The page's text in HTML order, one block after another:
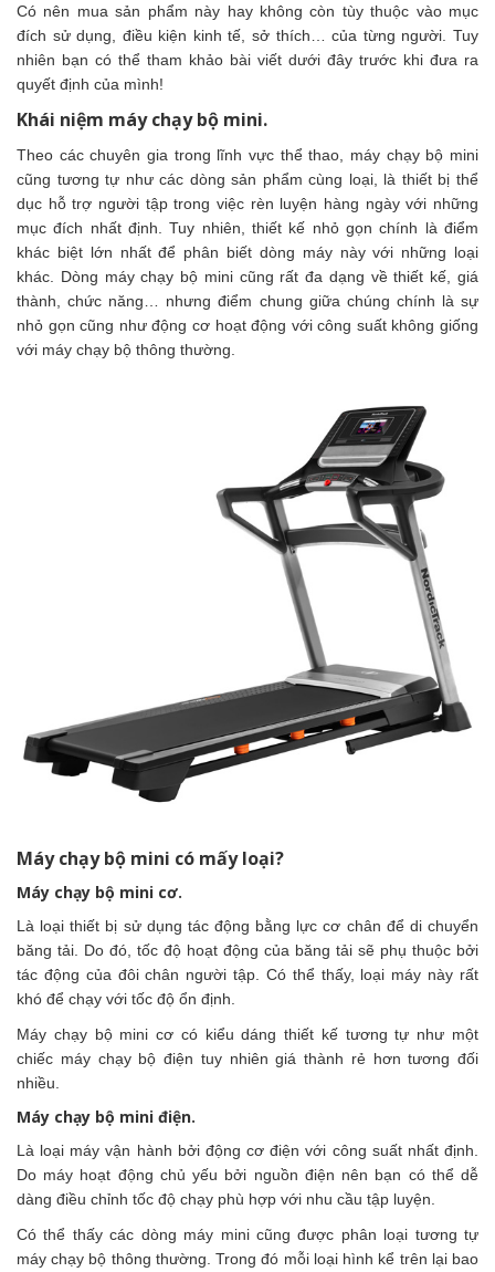
Có nên mua sản phẩm này hay không còn tùy thuộc vào mục
đích sử dụng, điều kiện kinh tế, sở thích… của từng người. Tuy
nhiên bạn có thể tham khảo bài viết dưới đây trước khi đưa ra
quyết định của mình!
Khái niệm máy chạy bộ mini.
Theo các chuyên gia trong lĩnh vực thể thao, máy chạy bộ mini
cũng tương tự như các dòng sản phẩm cùng loại, là thiết bị thể
dục hỗ trợ người tập trong việc rèn luyện hàng ngày với những
mục đích nhất định. Tuy nhiên, thiết kế nhỏ gọn chính là điểm
khác biệt lớn nhất để phân biết dòng máy này với những loại
khác. Dòng máy chạy bộ mini cũng rất đa dạng về thiết kế, giá
thành, chức năng… nhưng điểm chung giữa chúng chính là sự
nhỏ gọn cũng như động cơ hoạt động với công suất không giống
với máy chạy bộ thông thường.
Máy chạy bộ mini có mấy loại?
Máy chạy bộ mini cơ.
Là loại thiết bị sử dụng tác động bằng lực cơ chân để di chuyển
băng tải. Do đó, tốc độ hoạt động của băng tải sẽ phụ thuộc bởi
tác động của đôi chân người tập. Có thể thấy, loại máy này rất
khó để chạy với tốc độ ổn định.
Máy chạy bộ mini cơ có kiểu dáng thiết kế tương tự như một
chiếc máy chạy bộ điện tuy nhiên giá thành rẻ hơn tương đối
nhiều.
Máy chạy bộ mini điện.
Là loại máy vận hành bởi động cơ điện với công suất nhất định.
Do máy hoạt động chủ yếu bởi nguồn điện nên bạn có thể dễ
dàng điều chỉnh tốc độ chạy phù hợp với nhu cầu tập luyện.
Có thể thấy các dòng máy mini cũng được phân loại tương tự
máy chạy bộ thông thường. Trong đó mỗi loại hình kể trên lại bao